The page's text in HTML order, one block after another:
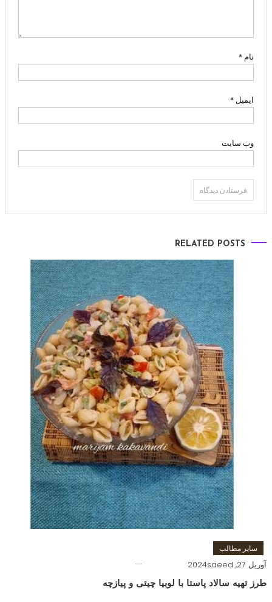
نام*
ایمیل *
وب‌ سایت
RELATED POSTS
سایر مطالب
آوریل 27, 2024 saeed
طرز تهیه سالاد پاستا با لوبیا چیتی و پیازچه